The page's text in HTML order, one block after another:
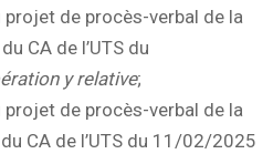
de procès-verbal de la
CA de l’UTS du
y relative;
de procès-verbal de la
CA de l’UTS du 11/02/2025